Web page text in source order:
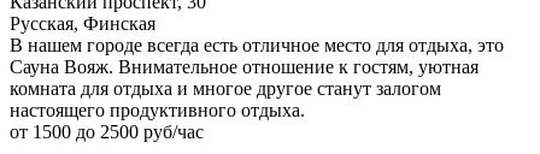
Русская, Финская
В нашем городе всегда есть отличное место для отдыха, это
Сауна Вояж. Внимательное отношение к гостям, уютная
комната для отдыха и многое другое станут залогом
настоящего продуктивного отдыха.
от 1500 до 2500 руб/час